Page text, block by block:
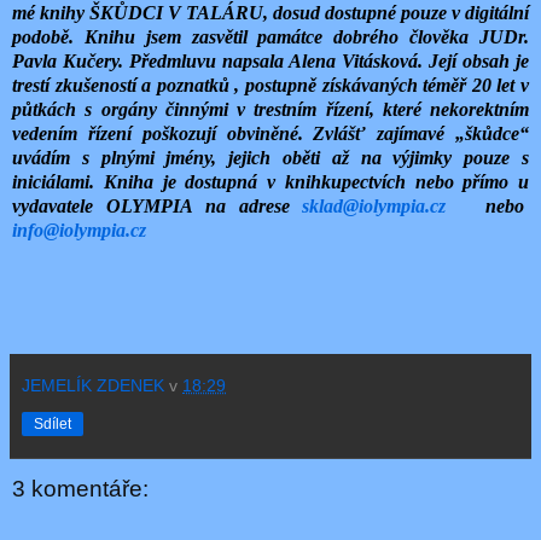
mé knihy ŠKŮDCI V TALÁRU, dosud dostupné pouze v digitální
podobě. Knihu jsem zasvětil památce dobrého člověka JUDr.
Pavla Kučery. Předmluvu napsala Alena Vitásková. Její obsah je
trestí zkušeností a poznatků , postupně získávaných téměř 20 let v
půtkách s orgány činnými v trestním řízení, které nekorektním
vedením řízení poškozují obviněné. Zvlášť zajímavé „škůdce“
uvádím s plnými jmény, jejich oběti až na výjimky pouze s
iniciálami. Kniha je dostupná v knihkupectvích nebo přímo u
vydavatele OLYMPIA na adresesklad@iolympia.cz nebo
info@iolympia.cz
JEMELÍK ZDENEK v 18:29
Sdílet
3 komentáře: